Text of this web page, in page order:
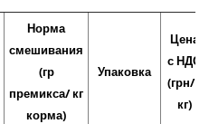
Норма
смешивания
(гр
премикса/ кг
корма)
Упаковка
Цена
с НДС
(грн/1
кг)